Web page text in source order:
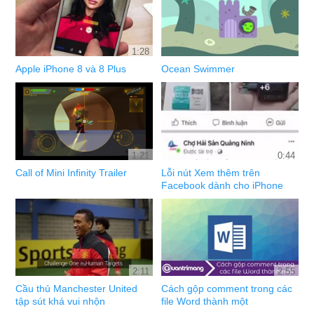
1:28
Apple iPhone 8 và 8 Plus Ocean Swimmer
1:21
Call of Mini Infinity Trailer
0:44
Lỗi nút Xem thêm trên
Facebook dành cho iPhone
2:11
Cầu thủ Manchester United
tập sút khá vui nhộn
2:55
Cách gộp comment trong các
file Word thành một